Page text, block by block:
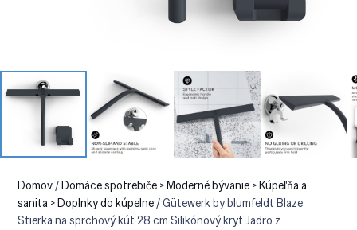
Domov/Domáce spotrebiče > Moderné bývanie > Kúpeľňa a
sanita > Doplnky do kúpelne/ Gütewerk by blumfeldt Blaze
Stierka na sprchový kút 28 cm Silikónový kryt Jadro z